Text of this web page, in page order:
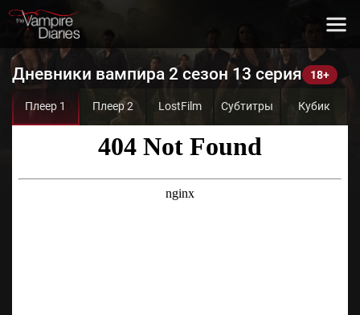
Дневники вампира 2 сезон 13 серия
Плеер 1 Плеер 2 LostFilm Субтитры Кубик